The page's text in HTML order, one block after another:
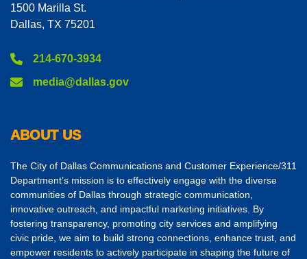
1500 Marilla St.
Dallas, TX 75201
214-670-3934
media@dallas.gov
ABOUT US
The City of Dallas Communications and Customer Experience/311
Department’s mission is to effectively engage with the diverse
communities of Dallas through strategic communication,
innovative outreach, and impactful marketing initiatives. By
fostering transparency, promoting city services and amplifying
civic pride, we aim to build strong connections, enhance trust, and
empower residents to actively participate in shaping the future of